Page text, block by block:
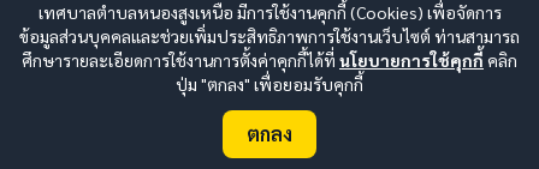
ออนไลน์:2 ทั้งหมด:58 (ดูสถิติทั้งหมด)
เทศบาลตำบลหนองสูงเหนือ มีการใช้งานคุกกี้ (Cookies) เพื่อจัดการ
ข้อมูลส่วนบุคคลและช่วยเพิ่มประสิทธิภาพการใช้งานเว็บไซต์ ท่านสามารถ
ศึกษารายละเอียดการใช้งานการตั้งค่าคุกกี้ได้ที่ นโยบายการใช้คุกกี้ คลิก
ปุ่ม "ตกลง" เพื่อยอมรับคุกกี้
ตกลง